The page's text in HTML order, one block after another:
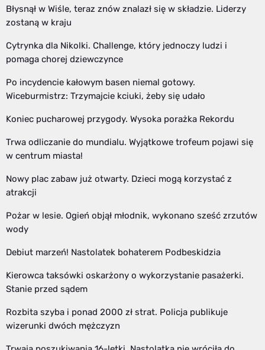
Błysnął w Wiśle, teraz znów znalazł się w składzie. Liderzy
zostaną w kraju
Cytrynka dla Nikolki. Challenge, który jednoczy ludzi i
pomaga chorej dziewczynce
Po incydencie kałowym basen niemal gotowy.
Wiceburmistrz: Trzymajcie kciuki, żeby się udało
Koniec pucharowej przygody. Wysoka porażka Rekordu
Trwa odliczanie do mundialu. Wyjątkowe trofeum pojawi się
w centrum miasta!
Nowy plac zabaw już otwarty. Dzieci mogą korzystać z
atrakcji
Pożar w lesie. Ogień objął młodnik, wykonano sześć zrzutów
wody
Debiut marzeń! Nastolatek bohaterem Podbeskidzia
Kierowca taksówki oskarżony o wykorzystanie pasażerki.
Stanie przed sądem
Rozbita szyba i ponad 2000 zł strat. Policja publikuje
wizerunki dwóch mężczyzn